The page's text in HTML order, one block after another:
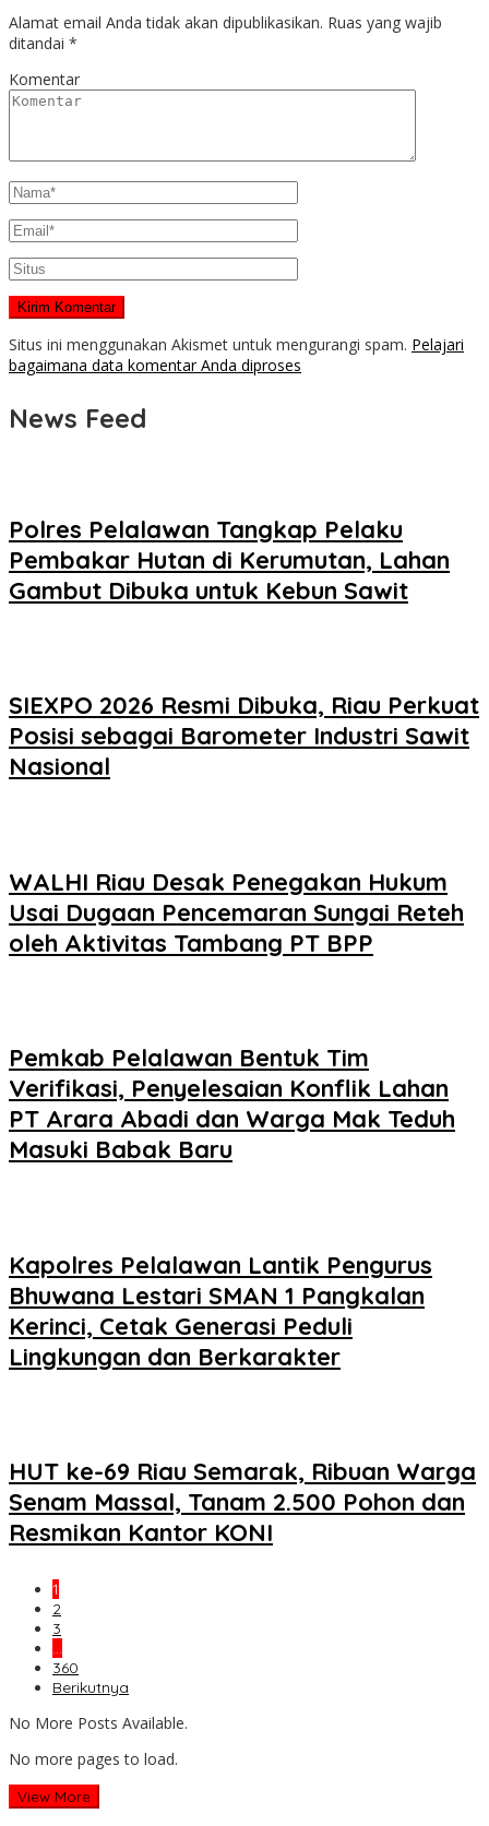
Alamat email Anda tidak akan dipublikasikan. Ruas yang wajib
ditandai *
Komentar
Situs ini menggunakan Akismet untuk mengurangi spam. Pelajari
bagaimana data komentar Anda diproses
News Feed
Polres Pelalawan Tangkap Pelaku
Pembakar Hutan di Kerumutan, Lahan
Gambut Dibuka untuk Kebun Sawit
SIEXPO 2026 Resmi Dibuka, Riau Perkuat
Posisi sebagai Barometer Industri Sawit
Nasional
WALHI Riau Desak Penegakan Hukum
Usai Dugaan Pencemaran Sungai Reteh
oleh Aktivitas Tambang PT BPP
Pemkab Pelalawan Bentuk Tim
Verifikasi, Penyelesaian Konflik Lahan
PT Arara Abadi dan Warga Mak Teduh
Masuki Babak Baru
Kapolres Pelalawan Lantik Pengurus
Bhuwana Lestari SMAN 1 Pangkalan
Kerinci, Cetak Generasi Peduli
Lingkungan dan Berkarakter
HUT ke-69 Riau Semarak, Ribuan Warga
Senam Massal, Tanam 2.500 Pohon dan
Resmikan Kantor KONI
1
2
3
…
360
Berikutnya
No More Posts Available.
No more pages to load.
View More